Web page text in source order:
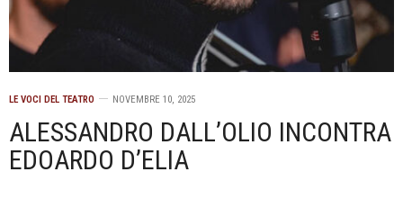
LE VOCI DEL TEATRO NOVEMBRE 10, 2025
ALESSANDRO DALL’OLIO INCONTRA
EDOARDO D’ELIA